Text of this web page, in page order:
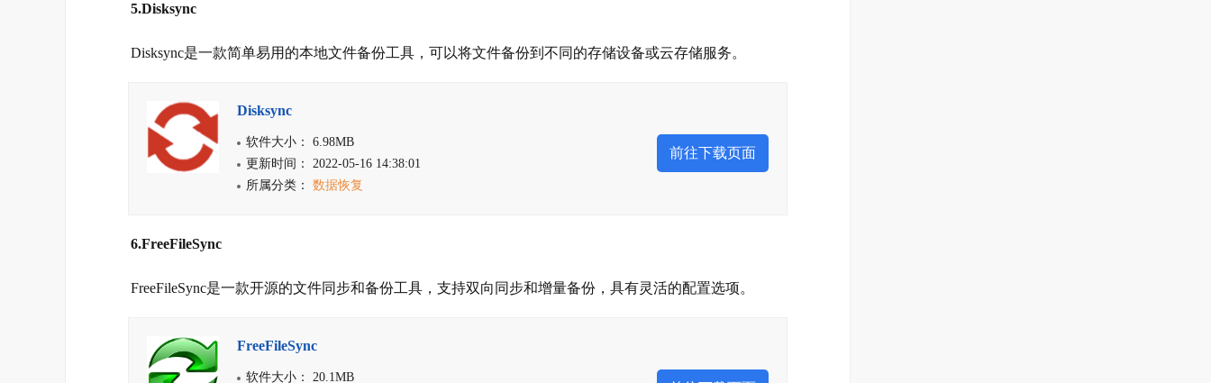
5.Disksync
Disksync是一款简单易用的本地文件备份工具，可以将文件备份到不同的存储设备或云存储服务。
Disksync
软件大小： 6.98MB
更新时间： 2022-05-16 14:38:01
所属分类： 数据恢复
前往下载页面
6.FreeFileSync
FreeFileSync是一款开源的文件同步和备份工具，支持双向同步和增量备份，具有灵活的配置选项。
FreeFileSync
软件大小： 20.1MB